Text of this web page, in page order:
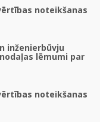
noteikšanas
inženierbūvju
lēmumi par
noteikšanas